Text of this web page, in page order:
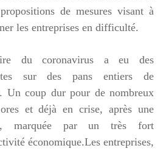
de mesures visant à
les entreprises en difficulté.
du coronavirus a eu des
sur des pans entiers de
Un coup dur pour de nombreux
et déjà en crise, après une
marquée par un très fort
économique.Les entreprises,